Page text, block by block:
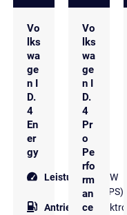
Vo
lks
wa
ge
n I
D.
4
En
er
gy
Leistung 245 kW
(333 PS)
Antriebsart
Elektro
Vo
lks
wa
ge
n I
D.
4
Pr
o
Pe
rfo
rm
an
ce